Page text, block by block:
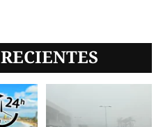
RECIENTES